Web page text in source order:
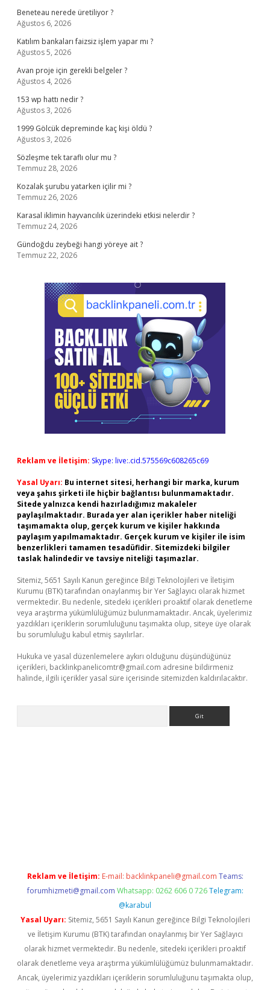
Beneteau nerede üretiliyor ?
Ağustos 6, 2026
Katılım bankaları faizsiz işlem yapar mı ?
Ağustos 5, 2026
Avan proje için gerekli belgeler ?
Ağustos 4, 2026
153 wp hattı nedir ?
Ağustos 3, 2026
1999 Gölcük depreminde kaç kişi öldü ?
Ağustos 3, 2026
Sözleşme tek taraflı olur mu ?
Temmuz 28, 2026
Kozalak şurubu yatarken içilir mi ?
Temmuz 26, 2026
Karasal iklimin hayvancılık üzerindeki etkisi nelerdir ?
Temmuz 24, 2026
Gündoğdu zeybeği hangi yöreye ait ?
Temmuz 22, 2026
Reklam ve İletişim: Skype: live:.cid.575569c608265c69
Yasal Uyarı: Bu internet sitesi, herhangi bir marka, kurum
veya şahıs şirketi ile hiçbir bağlantısı bulunmamaktadır.
Sitede yalnızca kendi hazırladığımız makaleler
paylaşılmaktadır. Burada yer alan içerikler haber niteliği
taşımamakta olup, gerçek kurum ve kişiler hakkında
paylaşım yapılmamaktadır. Gerçek kurum ve kişiler ile isim
benzerlikleri tamamen tesadüfidir. Sitemizdeki bilgiler
taslak halindedir ve tavsiye niteliği taşımazlar.
Sitemiz, 5651 Sayılı Kanun gereğince Bilgi Teknolojileri ve İletişim
Kurumu (BTK) tarafından onaylanmış bir Yer Sağlayıcı olarak hizmet
vermektedir. Bu nedenle, sitedeki içerikleri proaktif olarak denetleme
veya araştırma yükümlülüğümüz bulunmamaktadır. Ancak, üyelerimiz
yazdıkları içeriklerin sorumluluğunu taşımakta olup, siteye üye olarak
bu sorumluluğu kabul etmiş sayılırlar.
Hukuka ve yasal düzenlemelere aykırı olduğunu düşündüğünüz
içerikleri, backlinkpanelicomtr@gmail.com adresine bildirmeniz
halinde, ilgili içerikler yasal süre içerisinde sitemizden kaldırılacaktır.
Reklam ve İletişim: E-mail: backlinkpaneli@gmail.com Teams:
forumhizmeti@gmail.com Whatsapp: 0262 606 0 726 Telegram:
@karabul
Yasal Uyarı: Sitemiz, 5651 Sayılı Kanun gereğince Bilgi Teknolojileri
ve İletişim Kurumu (BTK) tarafından onaylanmış bir Yer Sağlayıcı
olarak hizmet vermektedir. Bu nedenle, sitedeki içerikleri proaktif
olarak denetleme veya araştırma yükümlülüğümüz bulunmamaktadır.
Ancak, üyelerimiz yazdıkları içeriklerin sorumluluğunu taşımakta olup,